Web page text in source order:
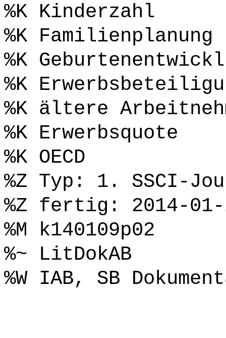
%K Kinderzahl
%K Familienplanung
%K
%K
%K ältere
%K Erwerbsquote
%K OECD
%Z Typ: 1. SSCI-
%Z fertig: 2014-01-
%M k140109p02
%~ LitDokAB
%W IAB, SB